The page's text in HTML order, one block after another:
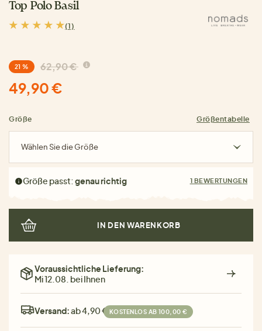
Top Polo Basil
(1)
21 % 62,90 €
49,90 €
Größe Größentabelle
Wählen Sie die Größe
Größe passt:genau richtig 1 BEWERTUNGEN
IN DEN WARENKORB
Voraussichtliche Lieferung:
Mi 12.08. bei Ihnen
Versand:ab 4,90 € KOSTENLOS AB 100,00 €